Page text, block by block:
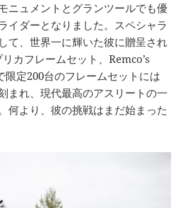
ニュメントとグランツールでも優
イダーとなりました。スペシャラ
て、世界一に輝いた彼に贈呈され
カフレームセット、Remco’s
定200台のフレームセットには
まれ、現代最高のアスリートの一
何より、彼の挑戦はまだ始まった